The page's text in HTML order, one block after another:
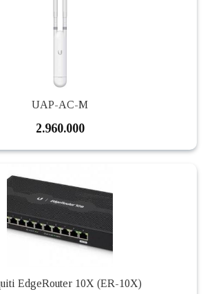
UAP-AC-M
2.960.000
EdgeRouter 10X (ER-10X)